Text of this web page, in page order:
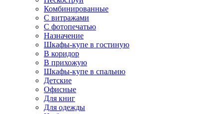
Комбинированные
С витражами
С фотопечатью
Назначение
Шкафы-купе в гостиную
В коридор
В прихожую
Шкафы-купе в спальню
Детские
Офисные
Для книг
Для одежды